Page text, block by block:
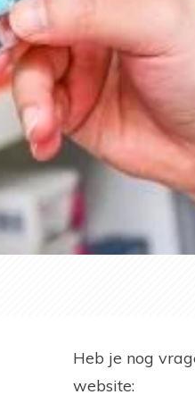
Heb je nog
website: